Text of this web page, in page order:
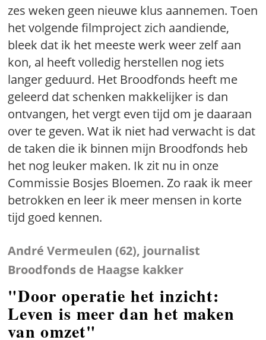
zes weken geen nieuwe klus aannemen. Toen
het volgende filmproject zich aandiende,
bleek dat ik het meeste werk weer zelf aan
kon, al heeft volledig herstellen nog iets
langer geduurd. Het Broodfonds heeft me
geleerd dat schenken makkelijker is dan
ontvangen, het vergt even tijd om je daaraan
over te geven. Wat ik niet had verwacht is dat
de taken die ik binnen mijn Broodfonds heb
het nog leuker maken. Ik zit nu in onze
Commissie Bosjes Bloemen. Zo raak ik meer
betrokken en leer ik meer mensen in korte
tijd goed kennen.
André Vermeulen (62), journalist
Broodfonds de Haagse kakker
"Door operatie het inzicht:
Leven is meer dan het maken
van omzet"